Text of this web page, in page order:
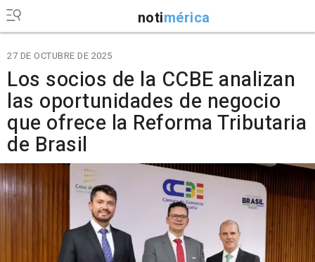
notimérica
27 DE OCTUBRE DE 2025
Los socios de la CCBE analizan
las oportunidades de negocio
que ofrece la Reforma Tributaria
de Brasil